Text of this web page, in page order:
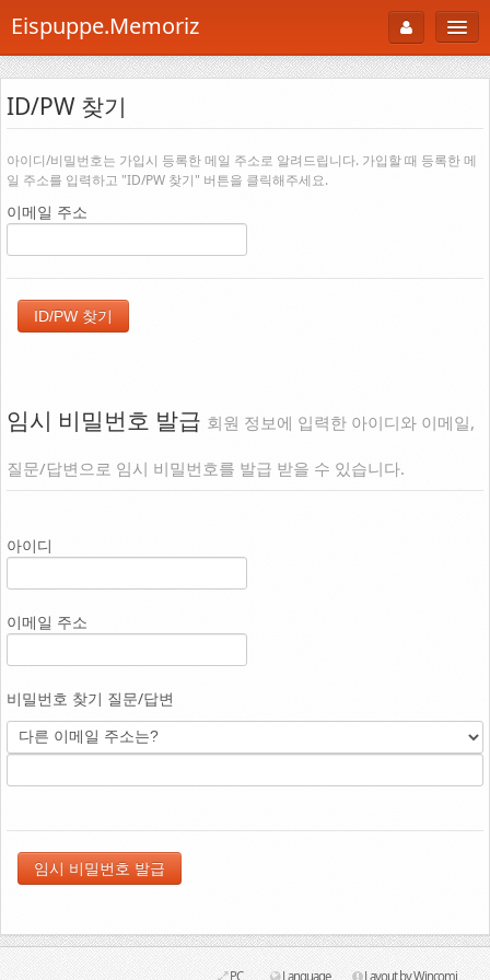
Eispuppe.Memoriz
About
AboutTori
Photo
B Cut
Portfolio
공부방
ID/PW 찾기
아이디/비밀번호는 가입시 등록한 메일 주소로 알려드립니다. 가입할 때 등록한 메
일 주소를 입력하고 "ID/PW 찾기" 버튼을 클릭해주세요.
이메일 주소
임시 비밀번호 발급 회원 정보에 입력한 아이디와 이메일,
질문/답변으로 임시 비밀번호를 발급 받을 수 있습니다.
아이디
이메일 주소
비밀번호 찾기 질문/답변
PC Language Layout by Wincomi